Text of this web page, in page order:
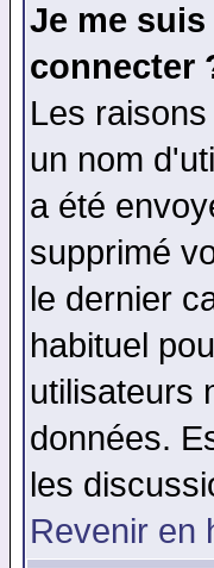
Je me
connecter
Les
un nom
a été
supprimé
le dernier
habituel
utilisateurs
données.
les
Revenir en